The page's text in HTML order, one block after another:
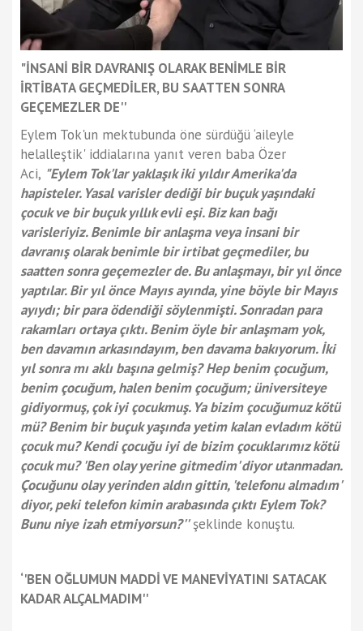
"İNSANİ BİR DAVRANIŞ OLARAK BENİMLE BİR
İRTİBATA GEÇMEDİLER, BU SAATTEN SONRA
GEÇEMEZLER DE''
Eylem Tok'un mektubunda öne sürdüğü ‘aileyle
helalleştik' iddialarına yanıt veren baba Özer
Aci, "Eylem Tok'lar yaklaşık iki yıldır Amerika'da
hapisteler. Yasal varisler dediği bir buçuk yaşındaki
çocuk ve bir buçuk yıllık evli eşi. Biz kan bağı
varisleriyiz. Benimle bir anlaşma veya insani bir
davranış olarak benimle bir irtibat geçmediler, bu
saatten sonra geçemezler de. Bu anlaşmayı, bir yıl önce
yaptılar. Bir yıl önce Mayıs ayında, yine böyle bir Mayıs
ayıydı; bir para ödendiği söylenmişti. Sonradan para
rakamları ortaya çıktı. Benim öyle bir anlaşmam yok,
ben davamın arkasındayım, ben davama bakıyorum. İki
yıl sonra mı aklı başına gelmiş? Hep benim çocuğum,
benim çocuğum, halen benim çocuğum; üniversiteye
gidiyormuş, çok iyi çocukmuş. Ya bizim çocuğumuz kötü
mü? Benim bir buçuk yaşında yetim kalan evladım kötü
çocuk mu? Kendi çocuğu iyi de bizim çocuklarımız kötü
çocuk mu? 'Ben olay yerine gitmedim' diyor utanmadan.
Çocuğunu olay yerinden aldın gittin, 'telefonu almadım'
diyor, peki telefon kimin arabasında çıktı Eylem Tok?
Bunu niye izah etmiyorsun?''şeklinde konuştu.
‘'BEN OĞLUMUN MADDİ VE MANEVİYATINI SATACAK
KADAR ALÇALMADIM''